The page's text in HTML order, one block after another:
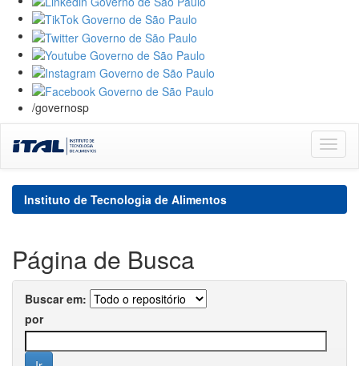
/governosp
navigation
Instituto de Tecnologia de Alimentos
Página de Busca
Buscar em:
por